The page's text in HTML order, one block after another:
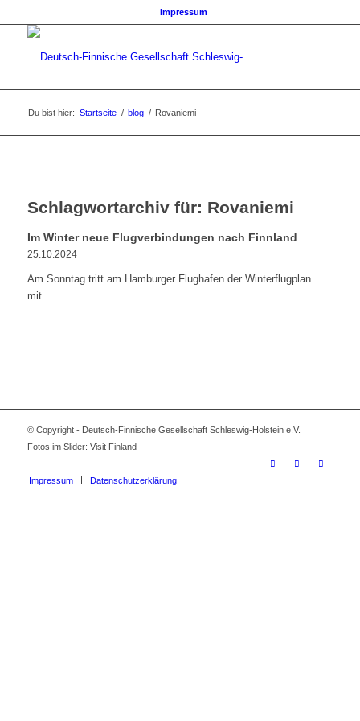
Impressum
Du bist hier: Startseite / blog / Rovaniemi
Schlagwortarchiv für: Rovaniemi
Im Winter neue Flugverbindungen nach Finnland
25.10.2024
Am Sonntag tritt am Hamburger Flughafen der Winterflugplan
mit…
© Copyright - Deutsch-Finnische Gesellschaft Schleswig-Holstein e.V.
Fotos im Slider: Visit Finland
Impressum Datenschutzerklärung